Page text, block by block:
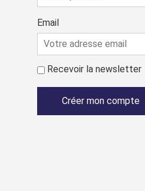
Email
Recevoir la newsletter